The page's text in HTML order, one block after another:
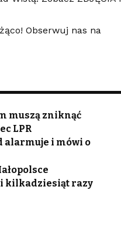
Obserwuj nas na
muszą zniknąć
LPR
alarmuje i mówi o
kilkadziesiąt razy